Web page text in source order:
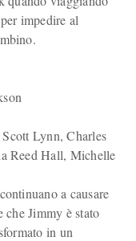
impedire al
Lynn, Charles
Reed Hall, Michelle
a causare
Jimmy è stato
in un